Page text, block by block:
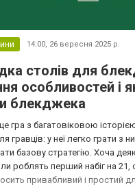
14:00, 26 вересня 2025 р.
столів для
особливостей і
блекджека
гра з багатовіковою
гравців: у неї легко грати з
базову стратегію. Хоча
роблять перший набіг на 21,
привабливий і простий